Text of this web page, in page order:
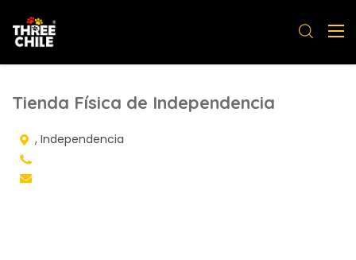
Tienda Física de Independencia
, Independencia